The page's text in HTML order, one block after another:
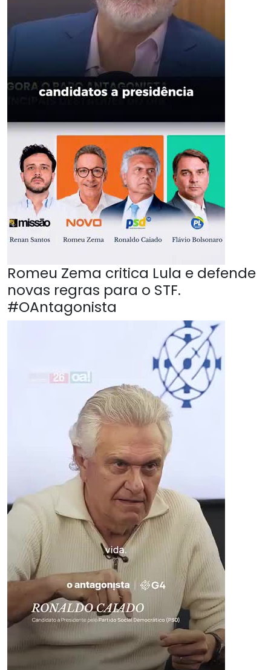
Romeu Zema critica Lula e defende
novas regras para o STF.
#OAntagonista